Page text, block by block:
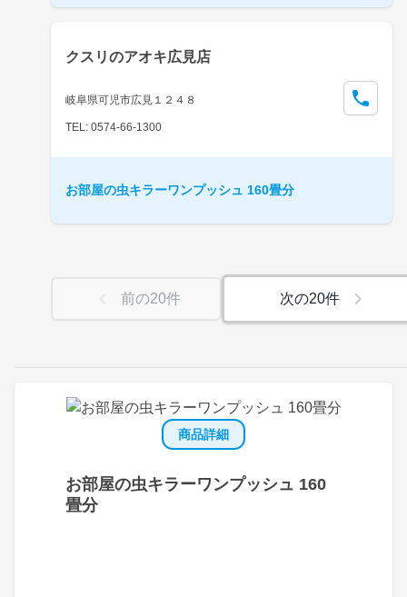
商品詳細
お部屋の虫キラーワンプッシュ 160
畳分
クスリのアオキ広見店
岐阜県可児市広見１２４８
TEL: 0574-66-1300
お部屋の虫キラーワンプッシュ 160畳分
前の20件 次の20件